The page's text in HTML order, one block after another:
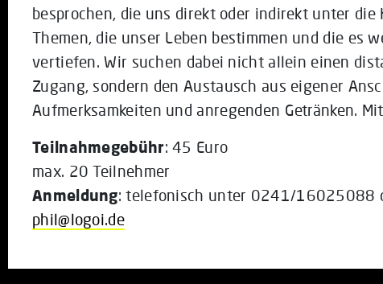
besprochen, die uns direkt oder indirekt unter die
Themen, die unser Leben bestimmen und die es
vertiefen. Wir suchen dabei nicht allein einen
Zugang, sondern den Austausch aus eigener
Aufmerksamkeiten und anregenden Getränken.
Teilnahmegebühr: 45 Euro
max. 20 Teilnehmer
Anmeldung: telefonisch unter 0241/16025088
phil@logoi.de